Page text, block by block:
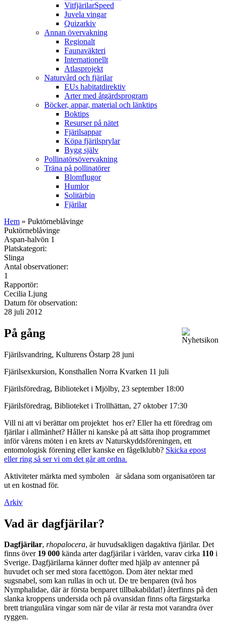
VitfjärilarSpeed
Juvela vingar
Quizarkiv
Annan övervakning
Regionalt
Faunaväkteri
Internationellt
Atlasprojekt
Naturvård och fjärilar
EUs habitatdirektiv
Arter med åtgärdsprogram
Böcker, appar, material och länktips
Boktips
Resurser på nätet
Fjärilsappar
Köpa fjärilsprylar
Bygg själv
Pollinatörsövervakning
Träna på pollinatörer
Blomflugor
Humlor
Solitärbin
Fjärilar
Hem » Puktörneblåvinge
Puktörneblåvinge
Aspan-halvön 1
Platskategori:
Slinga
Antal observationer:
1
Rapportör:
Cecilia Ljung
Datum för observation:
28 juli 2012
På gång
Fjärilsvandring, Kulturens Östarp 28 juni
Fjärilsexkursion, Konsthallen Norra Kvarken 11 juli
Fjärilsföredrag, Biblioteket i Mjölby, 23 september 18:00
Fjärilsföredrag, Biblioteket i Trollhättan, 27 oktober 17:30
Vill ni att vi berättar om projektet hos er? Eller ha ett föredrag om
fjärilar i allmänhet? Håller ni kanske på att sätta ihop programmet
inför vårens möten i en krets av Naturskyddsföreningen, ett
entomologisk förening eller kanske en fågelklubb? Skicka epost
eller ring så ser vi om det går att ordna.
Aktiviteter märkta med symbolen
är sådana som organisatören tar
ut en kostnad för.
Arkiv
Vad är dagfjärilar?
Dagfjärilar, rhopalocera, är huvudsakligen dagaktiva fjärilar. Det
finns över 19 000 kända arter dagfjärilar i världen, varav cirka 110 i
Sverige. Dagfjärilarna känner dofter med hjälp av antenner på
huvudet och ser med stora facettögon. Dom äter nektar med
sugsnabel, som kan rullas in och ut. De tre benparen (två hos
Nymphalidae, där är första benparet tillbakabildat!) återfinns på den
slanka kroppens undersida och på ovansidan finns ofta färgstarka
brett triangulära vingar som när de vilar är resta mot varandra över
ryggen.